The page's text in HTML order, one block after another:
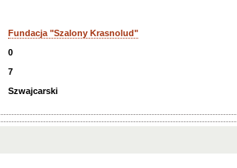
Fundacja "Szalony Krasnolud"
0
7
Szwajcarski